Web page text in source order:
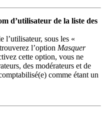
d’utilisateur de la liste des
l’utilisateur, sous les «
l’option Masquer
cette option, vous ne
des modérateurs et de
comme étant un